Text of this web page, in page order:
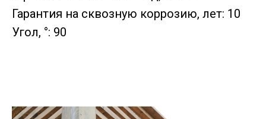
Гарантия на сквозную коррозию, лет: 10
Угол, °: 90